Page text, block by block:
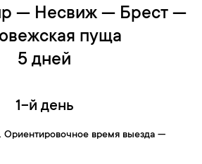
— Несвиж — Брест —
пуща
5 дней
1-й день
. Ориентировочное время выезда —